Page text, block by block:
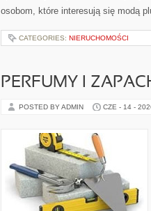
osobom, które interesują się modą
CATEGORIES: NIERUCHOMOŚCI
PERFUMY I
POSTED BY ADMIN CZE - 14 -